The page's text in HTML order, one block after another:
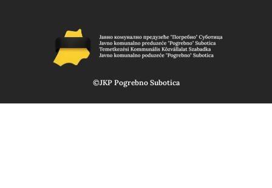
©JKP Pogrebno Subotica